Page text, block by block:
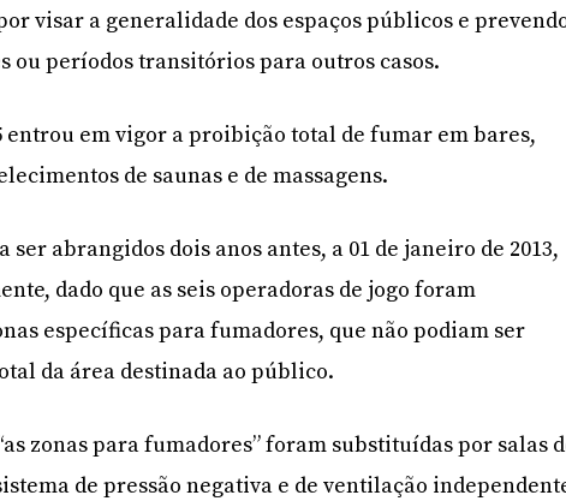
visar a generalidade dos espaços públicos e
ou períodos transitórios para outros casos.
entrou em vigor a proibição total de fumar em bares,
de saunas e de massagens.
ser abrangidos dois anos antes, a 01 de janeiro de 2013,
dado que as seis operadoras de jogo foram
específicas para fumadores, que não podiam ser
da área destinada ao público.
zonas para fumadores” foram substituídas por salas
de pressão negativa e de ventilação